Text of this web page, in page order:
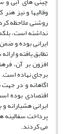
وقالیها و نیز
روشنی ملاحظه
نداشته است،
ایرانی بوده و
تطابق یافته و
افزون بر آن،
برجای نهاده است.
اگاهانه و در
اقتصادی بوده
ایرانی
پرداخت
می کردند.